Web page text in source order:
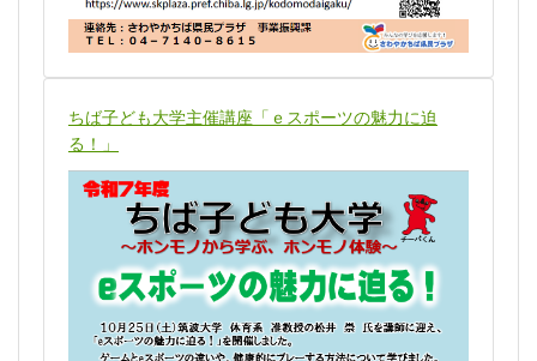
ちば子ども大学主催講座「ｅスポーツの魅力に迫
る！」